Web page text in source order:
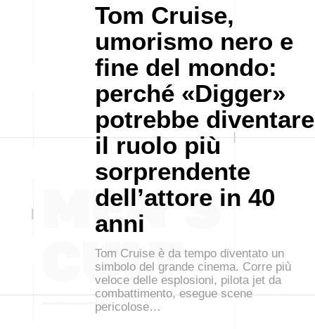
Tom Cruise,
umorismo nero e
fine del mondo:
perché «Digger»
potrebbe diventare
il ruolo più
sorprendente
dell’attore in 40
anni
Tom Cruise è da tempo diventato un
simbolo del grande cinema. Corre più
veloce delle esplosioni, pilota jet da
combattimento, esegue scene
pericolose…